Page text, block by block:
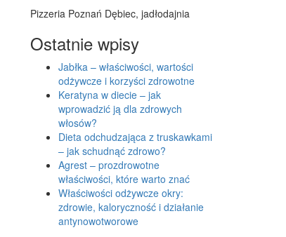
Pizzeria Poznań Dębiec, jadłodajnia
Ostatnie wpisy
Jabłka – właściwości, wartości
odżywcze i korzyści zdrowotne
Keratyna w diecie – jak
wprowadzić ją dla zdrowych
włosów?
Dieta odchudzająca z truskawkami
– jak schudnąć zdrowo?
Agrest – prozdrowotne
właściwości, które warto znać
Właściwości odżywcze okry:
zdrowie, kaloryczność i działanie
antynowotworowe